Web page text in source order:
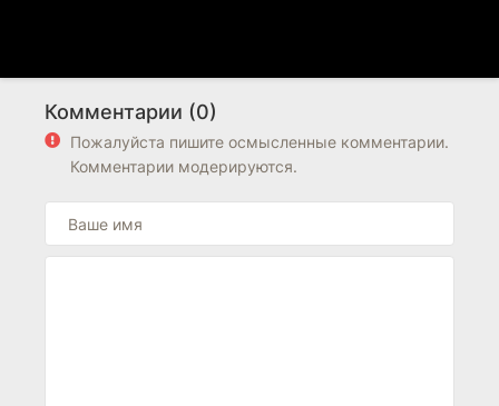
Комментарии (0)
Пожалуйста пишите осмысленные комментарии.
Комментарии модерируются.